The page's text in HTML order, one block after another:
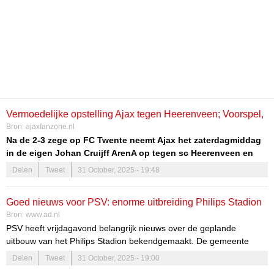
Vermoedelijke opstelling Ajax tegen Heerenveen; Voorspel,
volg ons en win!
Bron: ajaxfanzone.nl
Na de 2-3 zege op FC Twente neemt Ajax het zaterdagmiddag
in de eigen Johan Cruijff ArenA op tegen sc Heerenveen en
het lijkt erop dat John Heitinga twee wijzigingen gaat
doorvoeren in zijn opstelling. Het duel begint om 16.30 uur en
deze originele tekening van @henkveen!
Delen Tweet 31 October, 2025 - 19:48
Goed nieuws voor PSV: enorme uitbreiding Philips Stadion
is flinke stap dichterbij én kan al snel beginnen
Bron: www.ad.nl
PSV heeft vrijdagavond belangrijk nieuws over de geplande
uitbouw van het Philips Stadion bekendgemaakt. De gemeente
Eindhoven schaart zich via een intentie-overeenkomst namelijk
volledig achter de bouw van een veel groter Philips Stadion, met
Delen Tweet 31 October, 2025 - 19:00